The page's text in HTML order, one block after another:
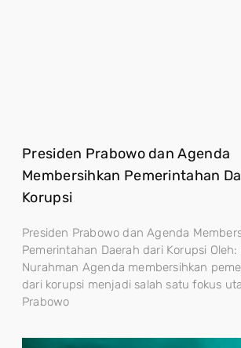
Presiden Prabowo dan Agenda
Membersihkan Pemerintahan
Korupsi
Presiden Prabowo dan Agenda
Pemerintahan Daerah dari Korupsi Oleh:
Nurahman Agenda membersihkan
dari korupsi menjadi salah satu fokus
Prabowo